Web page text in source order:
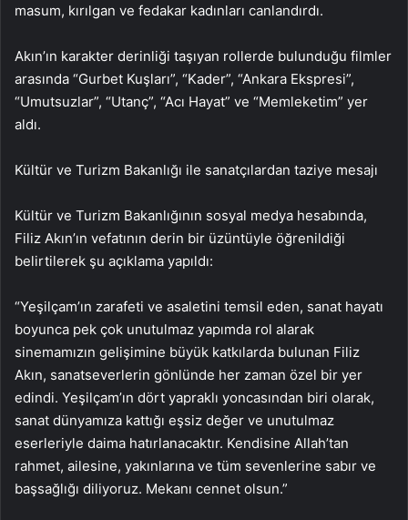
masum, kırılgan ve fedakar kadınları canlandırdı.
Akın’ın karakter derinliği taşıyan rollerde bulunduğu filmler
arasında “Gurbet Kuşları”, “Kader”, “Ankara Ekspresi”,
“Umutsuzlar”, “Utanç”, “Acı Hayat” ve “Memleketim” yer
aldı.
Kültür ve Turizm Bakanlığı ile sanatçılardan taziye mesajı
Kültür ve Turizm Bakanlığının sosyal medya hesabında,
Filiz Akın’ın vefatının derin bir üzüntüyle öğrenildiği
belirtilerek şu açıklama yapıldı:
“Yeşilçam’ın zarafeti ve asaletini temsil eden, sanat hayatı
boyunca pek çok unutulmaz yapımda rol alarak
sinemamızın gelişimine büyük katkılarda bulunan Filiz
Akın, sanatseverlerin gönlünde her zaman özel bir yer
edindi. Yeşilçam’ın dört yapraklı yoncasından biri olarak,
sanat dünyamıza kattığı eşsiz değer ve unutulmaz
eserleriyle daima hatırlanacaktır. Kendisine Allah’tan
rahmet, ailesine, yakınlarına ve tüm sevenlerine sabır ve
başsağlığı diliyoruz. Mekanı cennet olsun.”